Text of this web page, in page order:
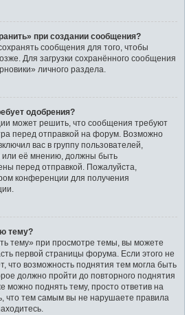
при создании сообщения?
сообщения для того, чтобы
Для загрузки сохранённого сообщения
личного раздела.
одобрения?
может решить, что сообщения требуют
перед отправкой на форум. Возможно
вас в группу пользователей,
или её мнению, должны быть
перед отправкой. Пожалуйста,
конференции для получения
тему?
тему» при просмотре темы, вы можете
первой страницы форума. Если этого не
что возможность поднятия тем могла быть
должно пройти до повторного поднятия
поднять тему, просто ответив на
что тем самым вы не нарушаете правила